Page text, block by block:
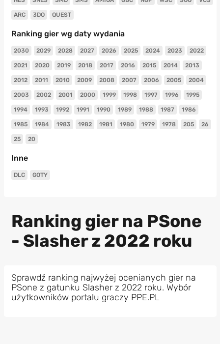
ARC 3DO QUEST
Ranking gier wg daty wydania
2030 2029 2028 2027 2026 2025 2024 2023 2022
2021 2020 2019 2018 2017 2016 2015 2014 2013
2012 2011 2010 2009 2008 2007 2006 2005 2004
2003 2002 2001 2000 1999 1998 1997 1996 1995
1994 1993 1992 1991 1990 1989 1988 1987 1986
1985 1984 1983 1982 1981 1980 1979 1978 205 26
25 20
Inne
DLC GOTY
Ranking gier na PSone
- Slasher z 2022 roku
Sprawdź ranking najwyżej ocenianych gier na
PSone z gatunku Slasher z 2022 roku. Wybór
użytkowników portalu graczy PPE.PL